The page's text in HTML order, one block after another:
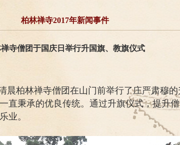
柏林禅寺2017年新闻事件
寺僧团于国庆日举行升国旗、教旗仪式
晨柏林禅寺僧团在山门前举行了庄严肃穆
直秉承的优良传统。通过升旗仪式，提升
业。